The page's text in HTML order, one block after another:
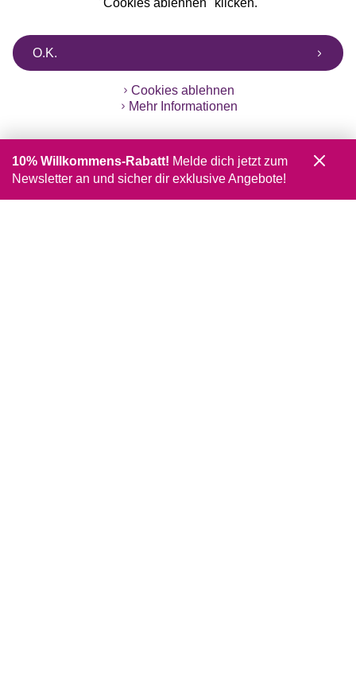
"Cookies ablehnen" klicken.
O.K.
Cookies ablehnen
Mehr Informationen
10% Willkommens-Rabatt! Melde dich jetzt zum
Newsletter an und sicher dir exklusive Angebote!